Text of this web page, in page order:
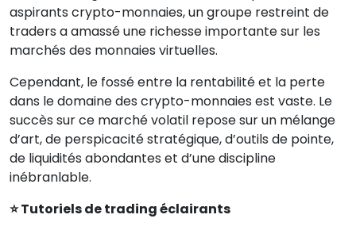
aspirants crypto-monnaies, un groupe restreint de
traders a amassé une richesse importante sur les
marchés des monnaies virtuelles.
Cependant, le fossé entre la rentabilité et la perte
dans le domaine des crypto-monnaies est vaste. Le
succès sur ce marché volatil repose sur un mélange
d’art, de perspicacité stratégique, d’outils de pointe,
de liquidités abondantes et d’une discipline
inébranlable.
⭐ Tutoriels de trading éclairants